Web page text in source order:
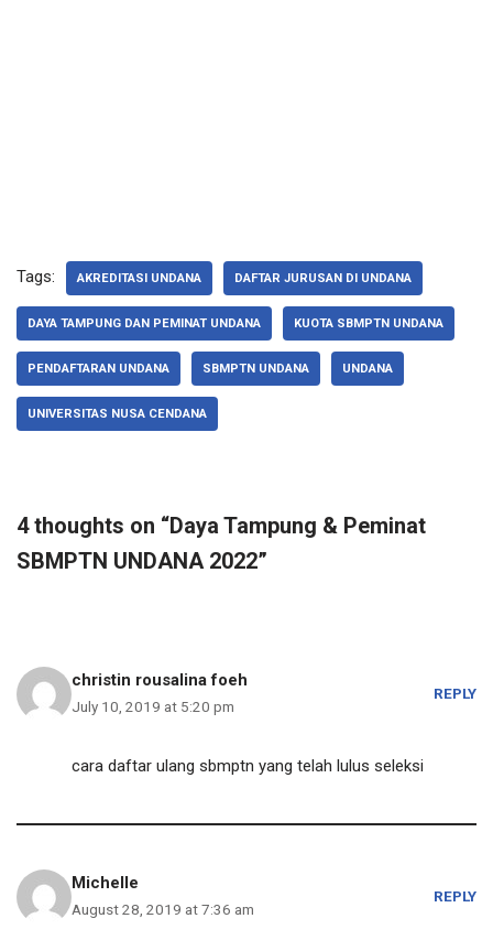
Tags: AKREDITASI UNDANA DAFTAR JURUSAN DI UNDANA
DAYA TAMPUNG DAN PEMINAT UNDANA KUOTA SBMPTN UNDANA
PENDAFTARAN UNDANA SBMPTN UNDANA UNDANA
UNIVERSITAS NUSA CENDANA
4 thoughts on “Daya Tampung & Peminat
SBMPTN UNDANA 2022”
christin rousalina foeh
July 10, 2019 at 5:20 pm
REPLY
cara daftar ulang sbmptn yang telah lulus seleksi
Michelle
August 28, 2019 at 7:36 am
REPLY